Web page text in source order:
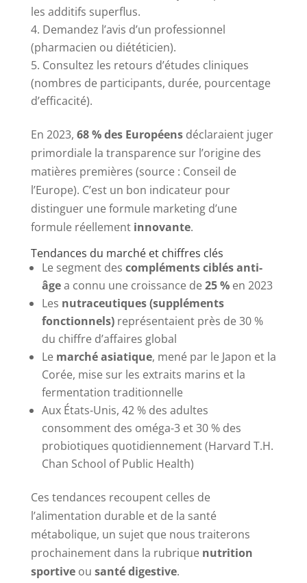
les additifs superflus.
Demandez l’avis d’un professionnel
(pharmacien ou diététicien).
Consultez les retours d’études cliniques
(nombres de participants, durée, pourcentage
d’efficacité).
En 2023, 68 % des Européensdéclaraient juger
primordiale la transparence sur l’origine des
matières premières (source : Conseil de
l’Europe). C’est un bon indicateur pour
distinguer une formule marketing d’une
formule réellement innovante.
Tendances du marché et chiffres clés
Le segment des compléments ciblés anti-
âgea connu une croissance de25 %en 2023
Les nutraceutiques (suppléments
fonctionnels)représentaient près de 30 %
du chiffre d’affaires global
Le marché asiatique, mené par le Japon et la
Corée, mise sur les extraits marins et la
fermentation traditionnelle
Aux États-Unis, 42 % des adultes
consomment des oméga-3 et 30 % des
probiotiques quotidiennement (Harvard T.H.
Chan School of Public Health)
Ces tendances recoupent celles de
l’alimentation durable et de la santé
métabolique, un sujet que nous traiterons
prochainement dans la rubrique nutrition
sportiveou santé digestive.